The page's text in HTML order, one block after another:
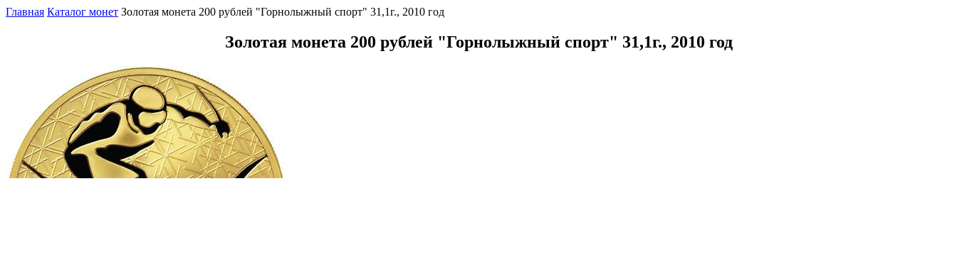
Главная Каталог монет Золотая монета 200 рублей "Горнолыжный спорт" 31,1г., 2010 год
Золотая монета 200 рублей "Горнолыжный спорт" 31,1г., 2010 год